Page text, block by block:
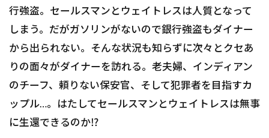
行強盗。セールスマンとウェイトレスは人質となって
しまう。だがガソリンがないので銀行強盗もダイナー
から出られない。そんな状況も知らずに次々とクセあ
りの面々がダイナーを訪れる。老夫婦、インディアン
のチーフ、頼りない保安官、そして犯罪者を目指すカ
ップル…。はたしてセールスマンとウェイトレスは無事
に生還できるのか⁉